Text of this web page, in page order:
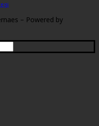
– Powered by